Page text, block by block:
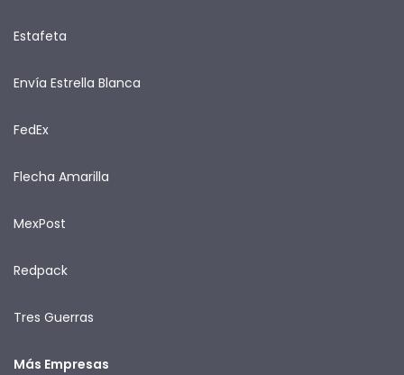
Estafeta
Envía Estrella Blanca
FedEx
Flecha Amarilla
MexPost
Redpack
Tres Guerras
Más Empresas